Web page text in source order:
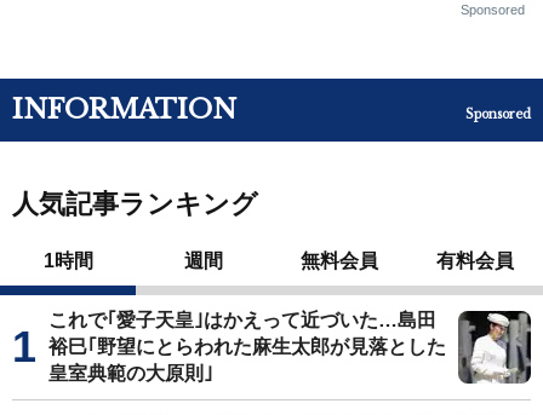
Sponsored
INFORMATION Sponsored
人気記事ランキング
1時間 週間 無料会員 有料会員
これで｢愛子天皇｣はかえって近づいた…島田
裕巳｢野望にとらわれた麻生太郎が見落とした
皇室典範の大原則｣